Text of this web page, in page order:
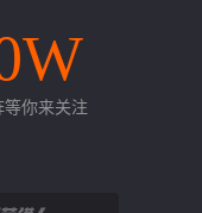
你来关注